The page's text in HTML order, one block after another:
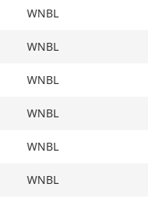
WNBL
WNBL
WNBL
WNBL
WNBL
WNBL